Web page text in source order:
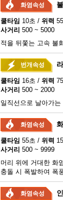
화염속성
쿨타임 10초 / 위력 55
사거리 500 ~ 5000
적을 뒤쫓는 고속 불
번개속성
쿨타임 16초 / 위력 75
사거리 500 ~ 2000
일직선으로 날아가
화염속성
쿨타임 55초 / 위력
사거리 500 ~ 9999
머리 위에 거대한 화
충돌 시 폭발하여 폭
화염속성